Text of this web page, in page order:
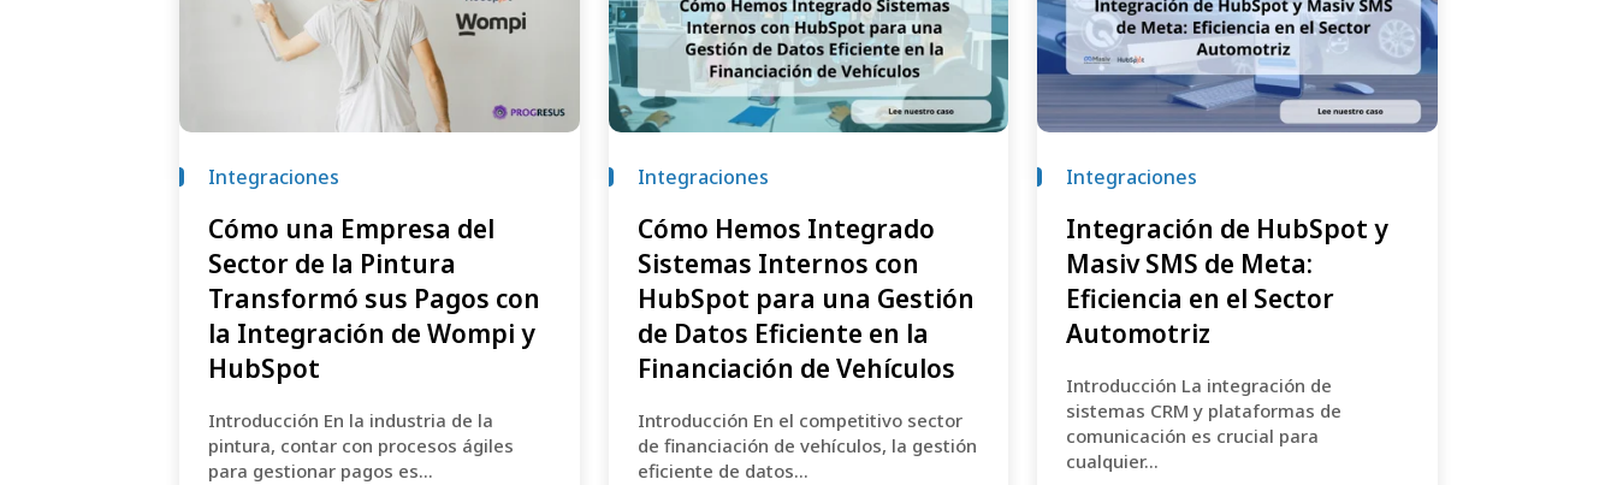
Integraciones
Cómo una Empresa del
Sector de la Pintura
Transformó sus Pagos con
la Integración de Wompi y
HubSpot
Introducción En la industria de la
pintura, contar con procesos ágiles
para gestionar pagos es...
Integraciones
Cómo Hemos Integrado
Sistemas Internos con
HubSpot para una Gestión
de Datos Eficiente en la
Financiación de Vehículos
Introducción En el competitivo sector
de financiación de vehículos, la gestión
eficiente de datos...
Integraciones
Integración de HubSpot y
Masiv SMS de Meta:
Eficiencia en el Sector
Automotriz
Introducción La integración de
sistemas CRM y plataformas de
comunicación es crucial para
cualquier...